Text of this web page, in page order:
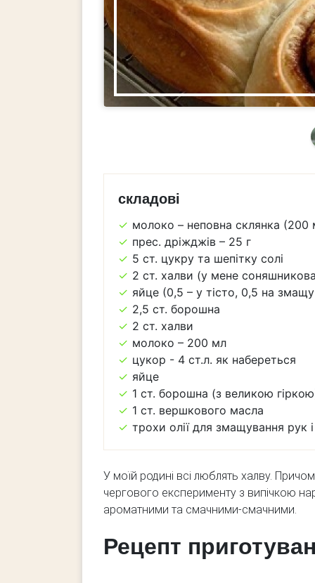
складові
молоко – неповна склянка (200
прес. дріжджів – 25 г
5 ст. цукру та шепітку солі
2 ст. халви (у мене
яйце (0,5 – у тісто, 0,5 на
2,5 ст. борошна
2 ст. халви
молоко – 200 мл
цукор - 4 ст.л. як набереться
яйце
1 ст. борошна (з великою
1 ст. вершкового масла
трохи олії для змащування рук
У моїй родині всі люблять халву.
чергового експерименту з випічкою
ароматними та смачними-смачними.
Рецепт